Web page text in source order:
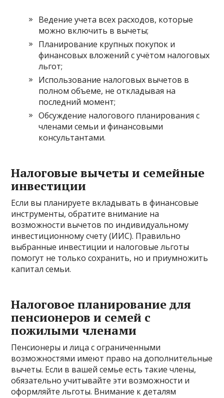
Ведение учета всех расходов, которые
можно включить в вычеты;
Планирование крупных покупок и
финансовых вложений с учётом налоговых
льгот;
Использование налоговых вычетов в
полном объеме, не откладывая на
последний момент;
Обсуждение налогового планирования с
членами семьи и финансовыми
консультантами.
Налоговые вычеты и семейные
инвестиции
Если вы планируете вкладывать в финансовые
инструменты, обратите внимание на
возможности вычетов по индивидуальному
инвестиционному счету (ИИС). Правильно
выбранные инвестиции и налоговые льготы
помогут не только сохранить, но и приумножить
капитал семьи.
Налоговое планирование для
пенсионеров и семей с
пожилыми членами
Пенсионеры и лица с ограниченными
возможностями имеют право на дополнительные
вычеты. Если в вашей семье есть такие члены,
обязательно учитывайте эти возможности и
оформляйте льготы. Внимание к деталям